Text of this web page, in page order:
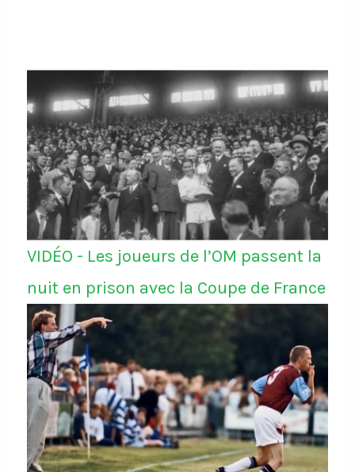
VIDÉO - Les joueurs de l’OM passent la
nuit en prison avec la Coupe de France